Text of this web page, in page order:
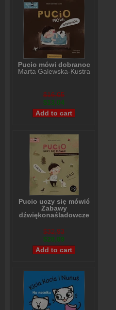
Pucio mówi dobranoc
Marta Galewska-Kustra
$16,05
$13,04
Pucio uczy się mówić
Zabawy
dźwiękonaśladowcze
Marta Galewska-Kustra
$32,93
$28,09